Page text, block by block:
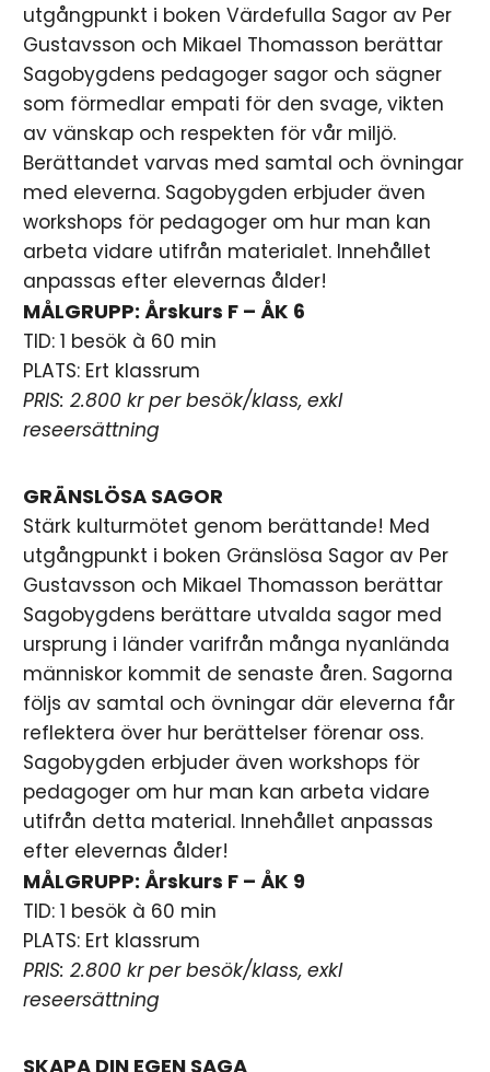
utgångpunkt i boken Värdefulla Sagor av Per
Gustavsson och Mikael Thomasson berättar
Sagobygdens pedagoger sagor och sägner
som förmedlar empati för den svage, vikten
av vänskap och respekten för vår miljö.
Berättandet varvas med samtal och övningar
med eleverna. Sagobygden erbjuder även
workshops för pedagoger om hur man kan
arbeta vidare utifrån materialet. Innehållet
anpassas efter elevernas ålder!
MÅLGRUPP: Årskurs F – ÅK 6
TID: 1 besök à 60 min
PLATS: Ert klassrum
PRIS: 2.800 kr per besök/klass, exkl
reseersättning
GRÄNSLÖSA SAGOR
Stärk kulturmötet genom berättande! Med
utgångpunkt i boken Gränslösa Sagor av Per
Gustavsson och Mikael Thomasson berättar
Sagobygdens berättare utvalda sagor med
ursprung i länder varifrån många nyanlända
människor kommit de senaste åren. Sagorna
följs av samtal och övningar där eleverna får
reflektera över hur berättelser förenar oss.
Sagobygden erbjuder även workshops för
pedagoger om hur man kan arbeta vidare
utifrån detta material. Innehållet anpassas
efter elevernas ålder!
MÅLGRUPP: Årskurs F – ÅK 9
TID: 1 besök à 60 min
PLATS: Ert klassrum
PRIS: 2.800 kr per besök/klass, exkl
reseersättning
SKAPA DIN EGEN SAGA